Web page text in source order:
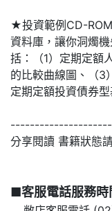
★投資範例CD-
資料庫，讓你洞燭
括：（1）定期定額
的比較曲線圖、（3
定期定額投資債券
分享閱讀 書籍狀態
■客服電話服務時